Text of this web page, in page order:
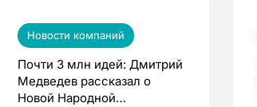
Новости компаний
Почти 3 млн идей: Дмитрий
Медведев рассказал о
Новой Народной